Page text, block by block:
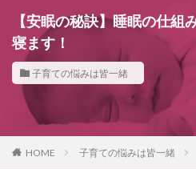
【安眠の秘訣】睡眠の仕組
寝ます！
子育ての悩みは皆一緒
HOME 子育ての悩みは皆一緒